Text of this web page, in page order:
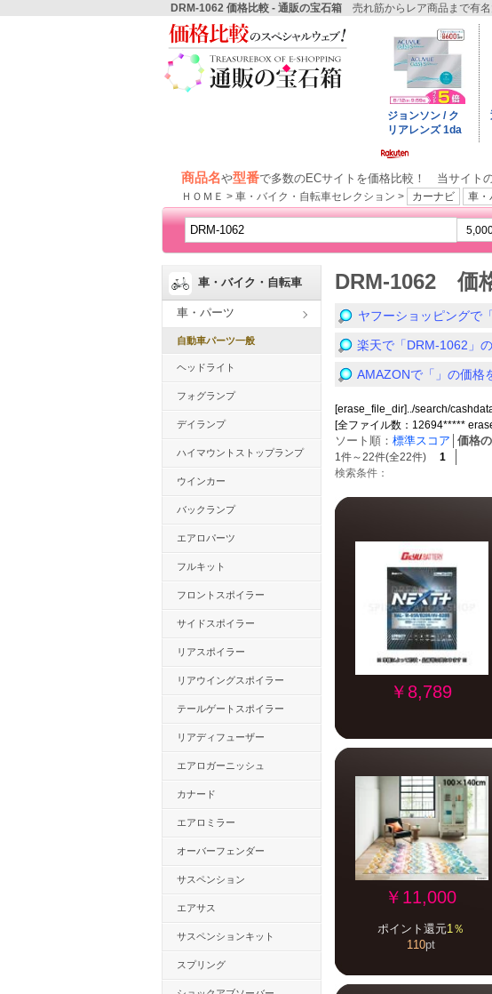
DRM-1062 価格比較 - 通販の宝石箱 売れ筋からレア商品まで有名
商品名や型番で多数のECサイトを価格比較！ 当サイト
ＨＯＭＥ > 車・バイク・自転車セレクション > カーナビ 車・
車・バイク・自転車
車・パーツ
自動車パーツ一般
ヘッドライト
フォグランプ
デイランプ
ハイマウントストップランプ
ウインカー
バックランプ
エアロパーツ
フルキット
フロントスポイラー
サイドスポイラー
リアスポイラー
リアウイングスポイラー
テールゲートスポイラー
リアディフューザー
エアロガーニッシュ
カナード
エアロミラー
オーバーフェンダー
サスペンション
エアサス
サスペンションキット
スプリング
DRM-1062 価
ヤフーショッピングで
楽天で「DRM-1062」
AMAZONで「」の価格
[erase_file_dir]../search/
[全ファイル数：12694*****
ソート順： 標準スコア 価格
1件～22件(全22件)
1
検索条件：
￥8,789
￥11,000
ポイント還元1％
110pt